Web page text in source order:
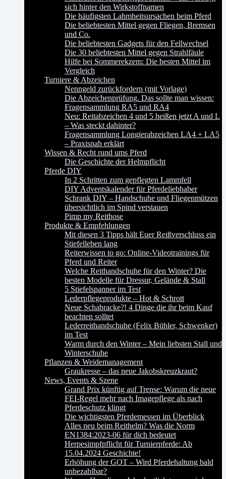
sich hinter den Wirkstoffnamen
Die häufigsten Lahmheitsursachen beim Pferd
Die beliebtesten Mittel gegen Fliegen, Bremsen
und Co.
Die beliebtesten Gadgets für den Fellwechsel
Die 30 beliebtesten Mittel gegen Strahlfäule
Hilfe bei Sommerekzem: Die besten Mittel im
Vergleich
Turniere & Abzeichen
Nenngeld zurückfordern (mit Vorlage)
Die Abzeichenprüfung. Das sollte man wissen:
Fragensammlung RA5 und RA4
Neu: Reitabzeichen 4 und 5 heißen jetzt A und L
– Was steckt dahinter?
Fragensammlung Longierabzeichen LA4 + LA5
– Praxisnah erklärt
Wissen & Recht rund ums Pferd
Die Geschichte der Helmpflicht
Pferde DIY
In 2 Schritten zum gepflegten Lammfell
DIY Adventskalender für Pferdeliebhaber
Schrank DIY – Handschuhe und Fliegenmützen
übersichtlich im Spind verstauen
Pimp my Reithose
Produkte & Empfehlungen
Mit diesen 3 Tipps hält Euer Reißverschluss ein
Stiefelleben lang
Reiterwissen to go: Online-Videotrainings für
Pferd und Reiter
Welche Reithandschuhe für den Winter? Die
besten Modelle für Dressur, Gelände & Stall
5 Stiefelspanner im Test
Lederpflegeprodukte – Hot & Schrott
Neue Schabracke?! 4 Dinge die ihr beim Kauf
beachten solltet
Lederreithandschuhe (Felix Bühler, Schwenker)
im Test
Warm durch den Winter – Mein liebsten Stall und
Winterschuhe
Pflanzen & Weidemanagement
Graukresse – das neue Jakobskreuzkraut?
News, Events & Szene
Grand Prix künftig auf Trense: Warum die neue
FEI-Regel mehr nach Imagepflege als nach
Pferdeschutz klingt
Die wichtigsten Pferdemessen im Überblick
Alles neu beim Reithelm? Was die Norm
EN1384:2023-06 für dich bedeutet
Herpesimpfpflicht für Turnierpferde: Ab
15.04.2024 Geschichte!
Erhöhung der GOT – Wird Pferdehaltung bald
unbezahlbar?